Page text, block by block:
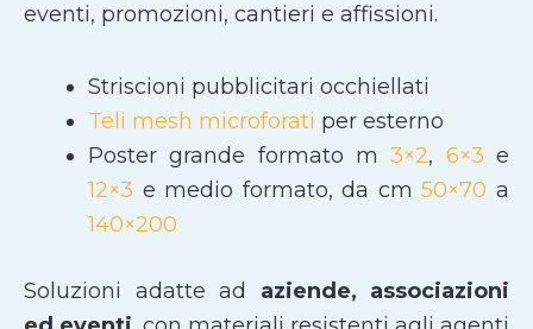
eventi, promozioni, cantieri e affissioni.
Striscioni pubblicitari occhiellati
Teli mesh microforati per esterno
Poster grande formato m3×2, 6×3 e
12×3 e medio formato, da cm50×70 a
140×200
Soluzioni adatte ad aziende, associazioni